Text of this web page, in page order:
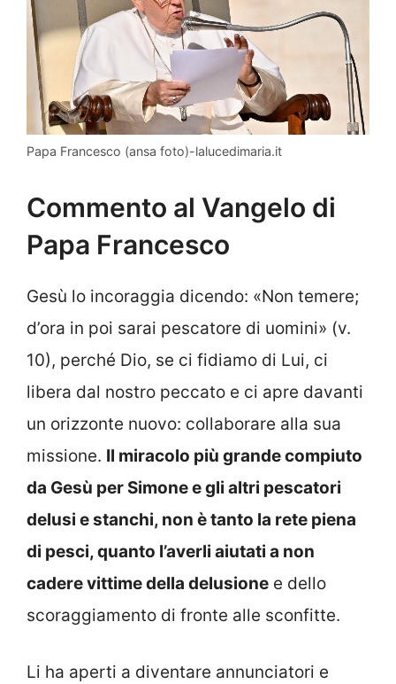
Papa Francesco (ansa foto)-lalucedimaria.it
Commento al Vangelo di
Papa Francesco
Gesù lo incoraggia dicendo: «Non temere;
d’ora in poi sarai pescatore di uomini» (v.
10), perché Dio, se ci fidiamo di Lui, ci
libera dal nostro peccato e ci apre davanti
un orizzonte nuovo: collaborare alla sua
missione. Il miracolo più grande compiuto
da Gesù per Simone e gli altri pescatori
delusi e stanchi, non è tanto la rete piena
di pesci, quanto l’averli aiutati a non
cadere vittime della delusione e dello
scoraggiamento di fronte alle sconfitte.
Li ha aperti a diventare annunciatori e